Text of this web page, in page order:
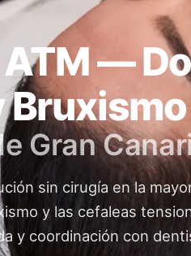
—
Bruxismo
Gran
sin cirugía en la
y las cefaleas
y coordinación con